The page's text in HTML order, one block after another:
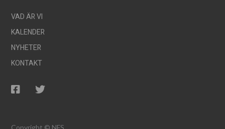
VAD ÄR VI
KALENDER
NYHETER
KONTAKT
Copyright © NFS